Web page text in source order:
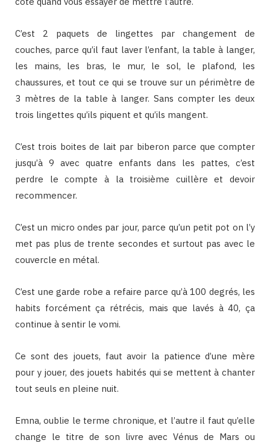
C’est 2 paquets de lingettes par changement de
couches, parce qu’il faut laver l’enfant, la table à langer,
les mains, les bras, le mur, le sol, le plafond, les
chaussures, et tout ce qui se trouve sur un périmètre de
3 mètres de la table à langer. Sans compter les deux
trois lingettes qu’ils piquent et qu’ils mangent.
C’est trois boites de lait par biberon parce que compter
jusqu’à 9 avec quatre enfants dans les pattes, c’est
perdre le compte à la troisième cuillère et devoir
recommencer.
C’est un micro ondes par jour, parce qu’un petit pot on l’y
met pas plus de trente secondes et surtout pas avec le
couvercle en métal.
C’est une garde robe a refaire parce qu’à 100 degrés, les
habits forcément ça rétrécis, mais que lavés à 40, ça
continue à sentir le vomi.
Ce sont des jouets, faut avoir la patience d’une mère
pour y jouer, des jouets habités qui se mettent à chanter
tout seuls en pleine nuit.
Emna, oublie le terme chronique, et l’autre il faut qu’elle
change le titre de son livre avec Vénus de Mars ou